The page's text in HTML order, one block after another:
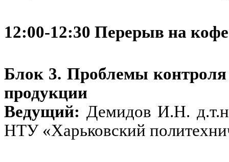
12:00-12:30 Перерыв на кофе
Блок 3. Проблемы контроля
продукции
Ведущий: Демидов И.Н.
НТУ «Харьковский